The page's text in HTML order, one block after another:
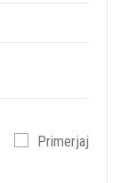
Primerjaj